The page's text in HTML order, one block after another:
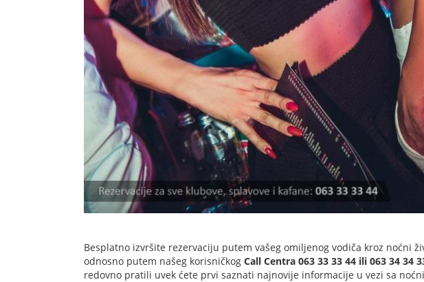
Besplatno izvršite rezervaciju putem vašeg omiljenog vodiča kroz noćni
odnosno putem našeg korisničkog Call Centra 063 33 33 44 ili 063 34 34
redovno pratili uvek ćete prvi saznati najnovije informacije u vezi sa